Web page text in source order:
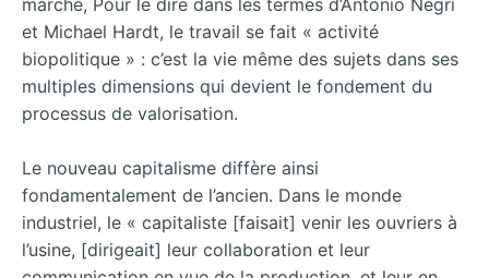
et Michael Hardt, le travail se fait « activité
biopolitique » : c’est la vie même des sujets dans ses
multiples dimensions qui devient le fondement du
processus de valorisation.
Le nouveau capitalisme diffère ainsi
fondamentalement de l’ancien. Dans le monde
industriel, le « capitaliste [faisait] venir les ouvriers à
l’usine, [dirigeait] leur collaboration et leur